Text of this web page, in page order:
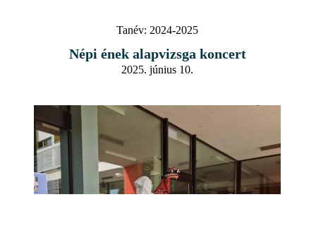
Tanév: 2024-2025
Népi ének alapvizsga koncert
2025. június 10.